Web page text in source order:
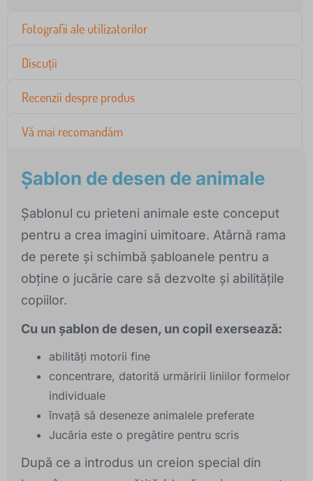
Fotografii ale utilizatorilor
Discuții
Recenzii despre produs
Vă mai recomandăm
Șablon de desen de animale
Șablonul cu prieteni animale este conceput
pentru a crea imagini uimitoare. Atârnă rama
de perete și schimbă șabloanele pentru a
obține o jucărie care să dezvolte și abilitățile
copiilor.
Cu un șablon de desen, un copil exersează:
abilități motorii fine
concentrare, datorită urmăririi liniilor formelor
individuale
învață să deseneze animalele preferate
Jucăria este o pregătire pentru scris
După ce a introdus un creion special din